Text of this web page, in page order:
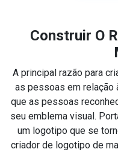
Construir O
A principal razão para
as pessoas em relação
que as pessoas
seu emblema visual.
um logotipo que se
criador de logotipo de